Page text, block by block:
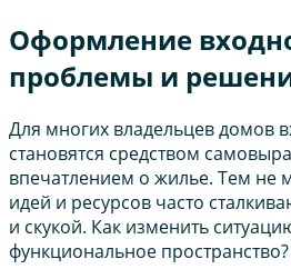
Оформление
проблемы и
Для многих владельцев домов
становятся средством
впечатлением о жилье. Тем не
идей и ресурсов часто
и скукой. Как изменить
функциональное пространство?